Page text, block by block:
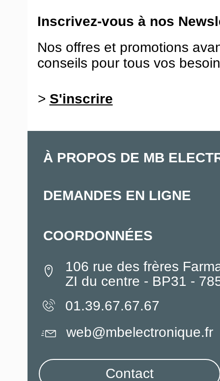
Inscrivez-vous à nos
Nos offres et promotions
conseils pour tous vos
> S'inscrire
À PROPOS DE MB
DEMANDES EN LIGNE
COORDONNÉES
106 rue des frères
ZI du centre - BP31 -
01.39.67.67.67
web@mbelectronique.fr
Contact